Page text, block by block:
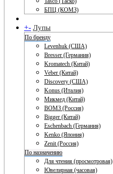
БПЦ (КОМЗ)
+- Лупы
По бренду
Levenhuk (США)
Bresser (Германия)
Kromatech (Китай)
Veber (Китай)
Discovery (США)
Konus (Италия)
Микмед (Китай)
ВОМЗ (Россия)
Bigger (Китай)
Eschenbach (Германия)
Kenko (Япония)
Zenit (Россия)
По назначению
Для чтения (просмотровая)
Ювелирная (часовая)